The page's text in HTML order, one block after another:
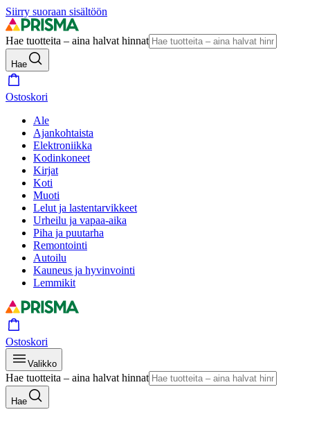
Siirry suoraan sisältöön
Hae tuotteita – aina halvat hinnat
Hae
Ostoskori
Ale
Ajankohtaista
Elektroniikka
Kodinkoneet
Kirjat
Koti
Muoti
Lelut ja lastentarvikkeet
Urheilu ja vapaa-aika
Piha ja puutarha
Remontointi
Autoilu
Kauneus ja hyvinvointi
Lemmikit
Ostoskori
Valikko
Hae tuotteita – aina halvat hinnat
Hae